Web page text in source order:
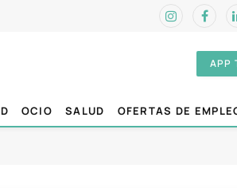
Instagram
APP
OCIO SALUD OFERTAS DE